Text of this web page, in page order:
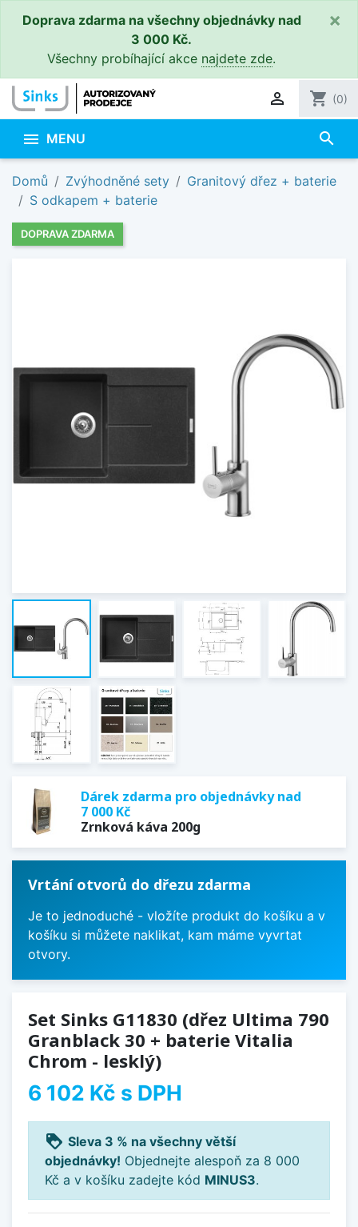
Doprava zdarma na všechny objednávky nad
3 000 Kč.
Všechny probíhající akce najdete zde.
×
 shopping_cart (0)
 MENU search
Domů Zvýhodněné sety
Granitový dřez + baterie
S odkapem + baterie
DOPRAVA ZDARMA
Dárek zdarma pro objednávky nad
7 000 Kč
Zrnková káva 200g
Vrtání otvorů do dřezu zdarma
Je to jednoduché - vložíte produkt do košíku a v
košíku si můžete naklikat, kam máme vyvrtat
otvory.
Set Sinks G11830 (dřez Ultima 790
Granblack 30 + baterie Vitalia
Chrom - lesklý)
6 102 Kč s DPH
loyalty Sleva 3 % na všechny větší
objednávky! Objednejte alespoň za 8 000
Kč a v košíku zadejte kód MINUS3.